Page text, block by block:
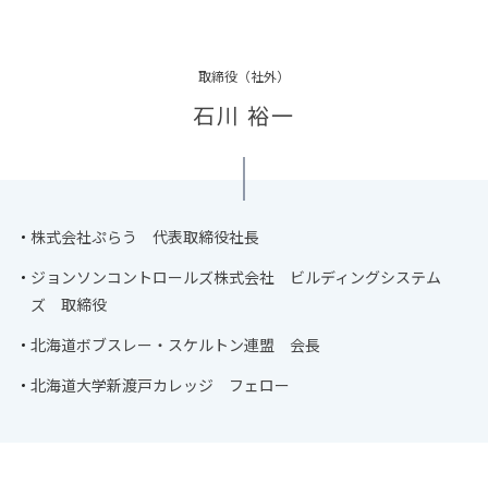
取締役（社外）
石川 裕一
株式会社ぷらう 代表取締役社長
ジョンソンコントロールズ株式会社 ビルディングシステム
ズ 取締役
北海道ボブスレー・スケルトン連盟 会長
北海道大学新渡戸カレッジ フェロー